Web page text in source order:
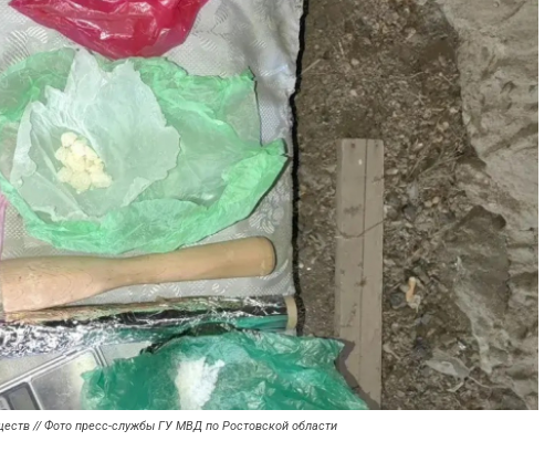
// Фото пресс-службы ГУ МВД по Ростовской области